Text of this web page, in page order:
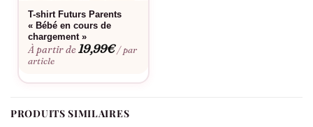
la joie le cercle de votre bonheur grandissant. C’est une façon
de dire que chaque jour à venir sera une page de plus dans
votre merveilleuse histoire de famille, une histoire où chaque
instant est précieux et chaque nouveau membre est un trésor
T-shirt Futurs Parents
« Bébé en cours de
chargement »
À partir de19,99€ / par
article
PRODUITS SIMILAIRES